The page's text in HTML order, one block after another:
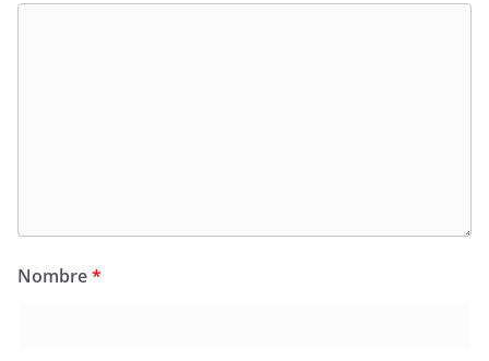
Nombre*